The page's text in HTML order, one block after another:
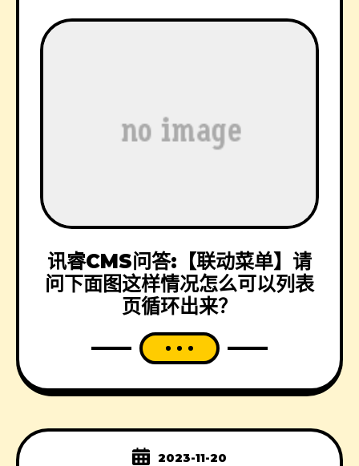
讯睿CMS问答:【联动菜单】请
问下面图这样情况怎么可以列表
页循环出来？
2023-11-20